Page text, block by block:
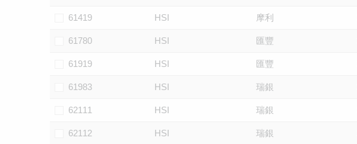
61419 HSI 摩利
61780 HSI 匯豐
61919 HSI 匯豐
61983 HSI 瑞銀
62111 HSI 瑞銀
62112 HSI 瑞銀